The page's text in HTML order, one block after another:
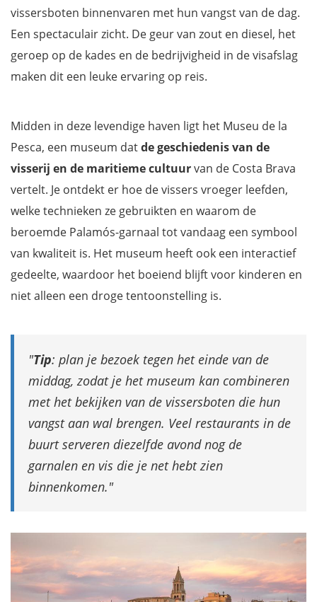
vissersboten binnenvaren met hun vangst van de dag.
Een spectaculair zicht. De geur van zout en diesel, het
geroep op de kades en de bedrijvigheid in de visafslag
maken dit een leuke ervaring op reis.
Midden in deze levendige haven ligt het Museu de la
Pesca, een museum datde geschiedenis van de
visserij en de maritieme cultuurvan de Costa Brava
vertelt. Je ontdekt er hoe de vissers vroeger leefden,
welke technieken ze gebruikten en waarom de
beroemde Palamós-garnaal tot vandaag een symbool
van kwaliteit is. Het museum heeft ook een interactief
gedeelte, waardoor het boeiend blijft voor kinderen en
niet alleen een droge tentoonstelling is.
Tip: plan je bezoek tegen het einde van de
middag, zodat je het museum kan combineren
met het bekijken van de vissersboten die hun
vangst aan wal brengen. Veel restaurants in de
buurt serveren diezelfde avond nog de
garnalen en vis die je net hebt zien
binnenkomen.